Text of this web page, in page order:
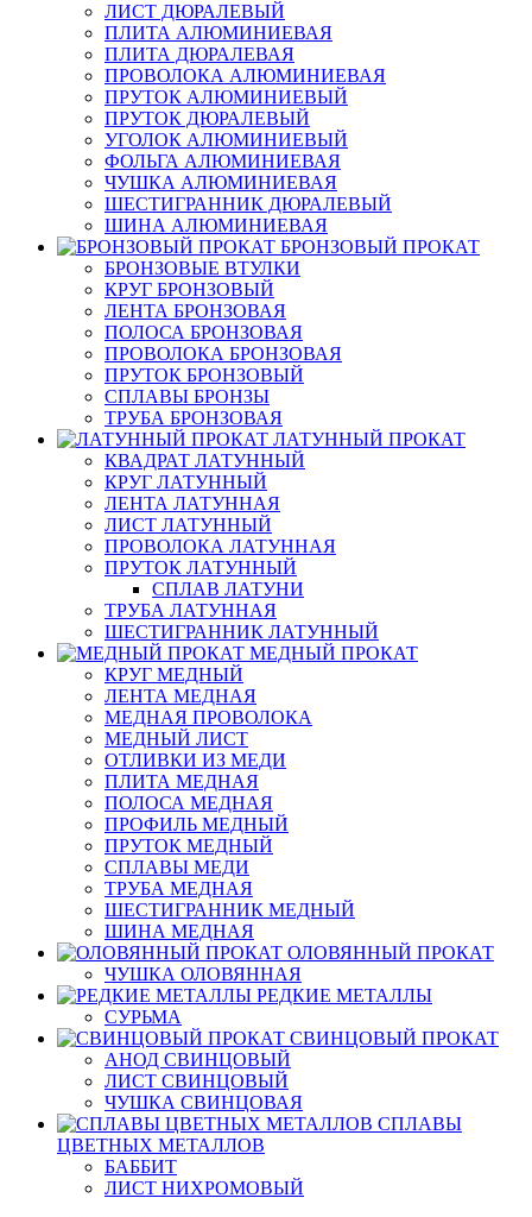
ЛИСТ ДЮРАЛЕВЫЙ
ПЛИТА АЛЮМИНИЕВАЯ
ПЛИТА ДЮРАЛЕВАЯ
ПРОВОЛОКА АЛЮМИНИЕВАЯ
ПРУТОК АЛЮМИНИЕВЫЙ
ПРУТОК ДЮРАЛЕВЫЙ
УГОЛОК АЛЮМИНИЕВЫЙ
ФОЛЬГА АЛЮМИНИЕВАЯ
ЧУШКА АЛЮМИНИЕВАЯ
ШЕСТИГРАННИК ДЮРАЛЕВЫЙ
ШИНА АЛЮМИНИЕВАЯ
БРОНЗОВЫЙ ПРОКАТ
БРОНЗОВЫЕ ВТУЛКИ
КРУГ БРОНЗОВЫЙ
ЛЕНТА БРОНЗОВАЯ
ПОЛОСА БРОНЗОВАЯ
ПРОВОЛОКА БРОНЗОВАЯ
ПРУТОК БРОНЗОВЫЙ
СПЛАВЫ БРОНЗЫ
ТРУБА БРОНЗОВАЯ
ЛАТУННЫЙ ПРОКАТ
КВАДРАТ ЛАТУННЫЙ
КРУГ ЛАТУННЫЙ
ЛЕНТА ЛАТУННАЯ
ЛИСТ ЛАТУННЫЙ
ПРОВОЛОКА ЛАТУННАЯ
ПРУТОК ЛАТУННЫЙ
СПЛАВ ЛАТУНИ
ТРУБА ЛАТУННАЯ
ШЕСТИГРАННИК ЛАТУННЫЙ
МЕДНЫЙ ПРОКАТ
КРУГ МЕДНЫЙ
ЛЕНТА МЕДНАЯ
МЕДНАЯ ПРОВОЛОКА
МЕДНЫЙ ЛИСТ
ОТЛИВКИ ИЗ МЕДИ
ПЛИТА МЕДНАЯ
ПОЛОСА МЕДНАЯ
ПРОФИЛЬ МЕДНЫЙ
ПРУТОК МЕДНЫЙ
СПЛАВЫ МЕДИ
ТРУБА МЕДНАЯ
ШЕСТИГРАННИК МЕДНЫЙ
ШИНА МЕДНАЯ
ОЛОВЯННЫЙ ПРОКАТ
ЧУШКА ОЛОВЯННАЯ
РЕДКИЕ МЕТАЛЛЫ
СУРЬМА
СВИНЦОВЫЙ ПРОКАТ
АНОД СВИНЦОВЫЙ
ЛИСТ СВИНЦОВЫЙ
ЧУШКА СВИНЦОВАЯ
СПЛАВЫ
ЦВЕТНЫХ МЕТАЛЛОВ
БАББИТ
ЛИСТ НИХРОМОВЫЙ